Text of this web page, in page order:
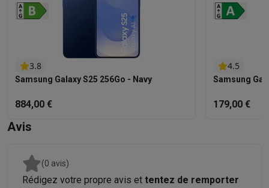
3.8
Samsung Galaxy S25 256Go - Navy
884,00 €
4.5
Samsung
179,00 €
Avis
(0 avis)
Rédigez votre propre avis et tentez de remporter